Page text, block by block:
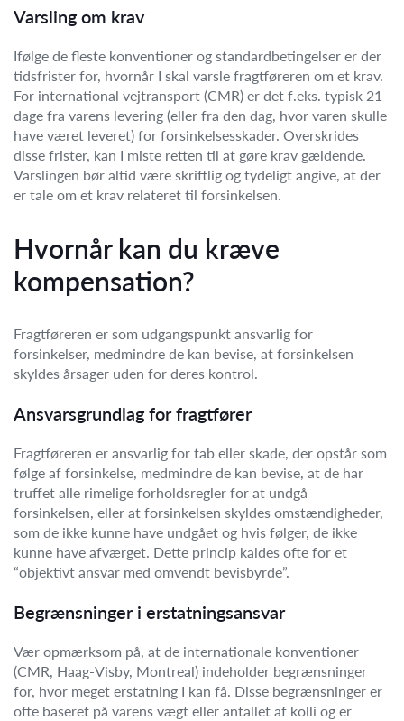
Varsling om krav
Ifølge de fleste konventioner og standardbetingelser er der
tidsfrister for, hvornår I skal varsle fragtføreren om et krav.
For international vejtransport (CMR) er det f.eks. typisk 21
dage fra varens levering (eller fra den dag, hvor varen skulle
have været leveret) for forsinkelsesskader. Overskrides
disse frister, kan I miste retten til at gøre krav gældende.
Varslingen bør altid være skriftlig og tydeligt angive, at der
er tale om et krav relateret til forsinkelsen.
Hvornår kan du kræve
kompensation?
Fragtføreren er som udgangspunkt ansvarlig for
forsinkelser, medmindre de kan bevise, at forsinkelsen
skyldes årsager uden for deres kontrol.
Ansvarsgrundlag for fragtfører
Fragtføreren er ansvarlig for tab eller skade, der opstår som
følge af forsinkelse, medmindre de kan bevise, at de har
truffet alle rimelige forholdsregler for at undgå
forsinkelsen, eller at forsinkelsen skyldes omstændigheder,
som de ikke kunne have undgået og hvis følger, de ikke
kunne have afværget. Dette princip kaldes ofte for et
“objektivt ansvar med omvendt bevisbyrde”.
Begrænsninger i erstatningsansvar
Vær opmærksom på, at de internationale konventioner
(CMR, Haag-Visby, Montreal) indeholder begrænsninger
for, hvor meget erstatning I kan få. Disse begrænsninger er
ofte baseret på varens vægt eller antallet af kolli og er